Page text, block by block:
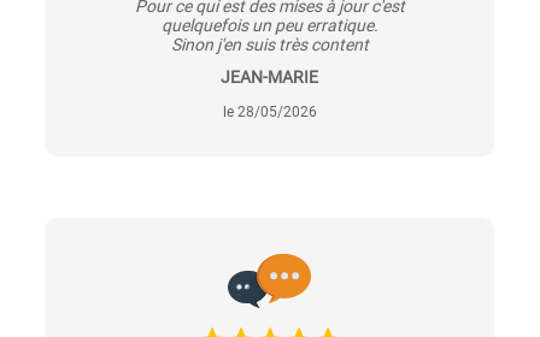
Pour ce qui est des mises à jour c'est
quelquefois un peu erratique.
Sinon j'en suis très content
JEAN-MARIE
le 28/05/2026